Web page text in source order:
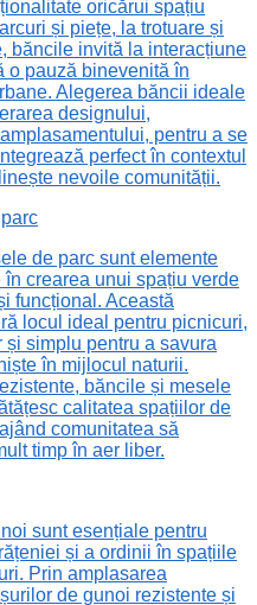
oricărui spațiu
și piețe, la trotuare și
băncile invită la interacțiune
o pauză binevenită în
Alegerea băncii ideale
designului,
pentru a se
perfect în contextul
nevoile comunității.
de parc sunt elemente
crearea unui spațiu verde
funcțional. Această
locul ideal pentru picnicuri,
și simplu pentru a savura
în mijlocul naturii.
băncile și mesele
calitatea spațiilor de
comunitatea să
timp în aer liber.
sunt esențiale pentru
și a ordinii în spațiile
Prin amplasarea
de gunoi rezistente și